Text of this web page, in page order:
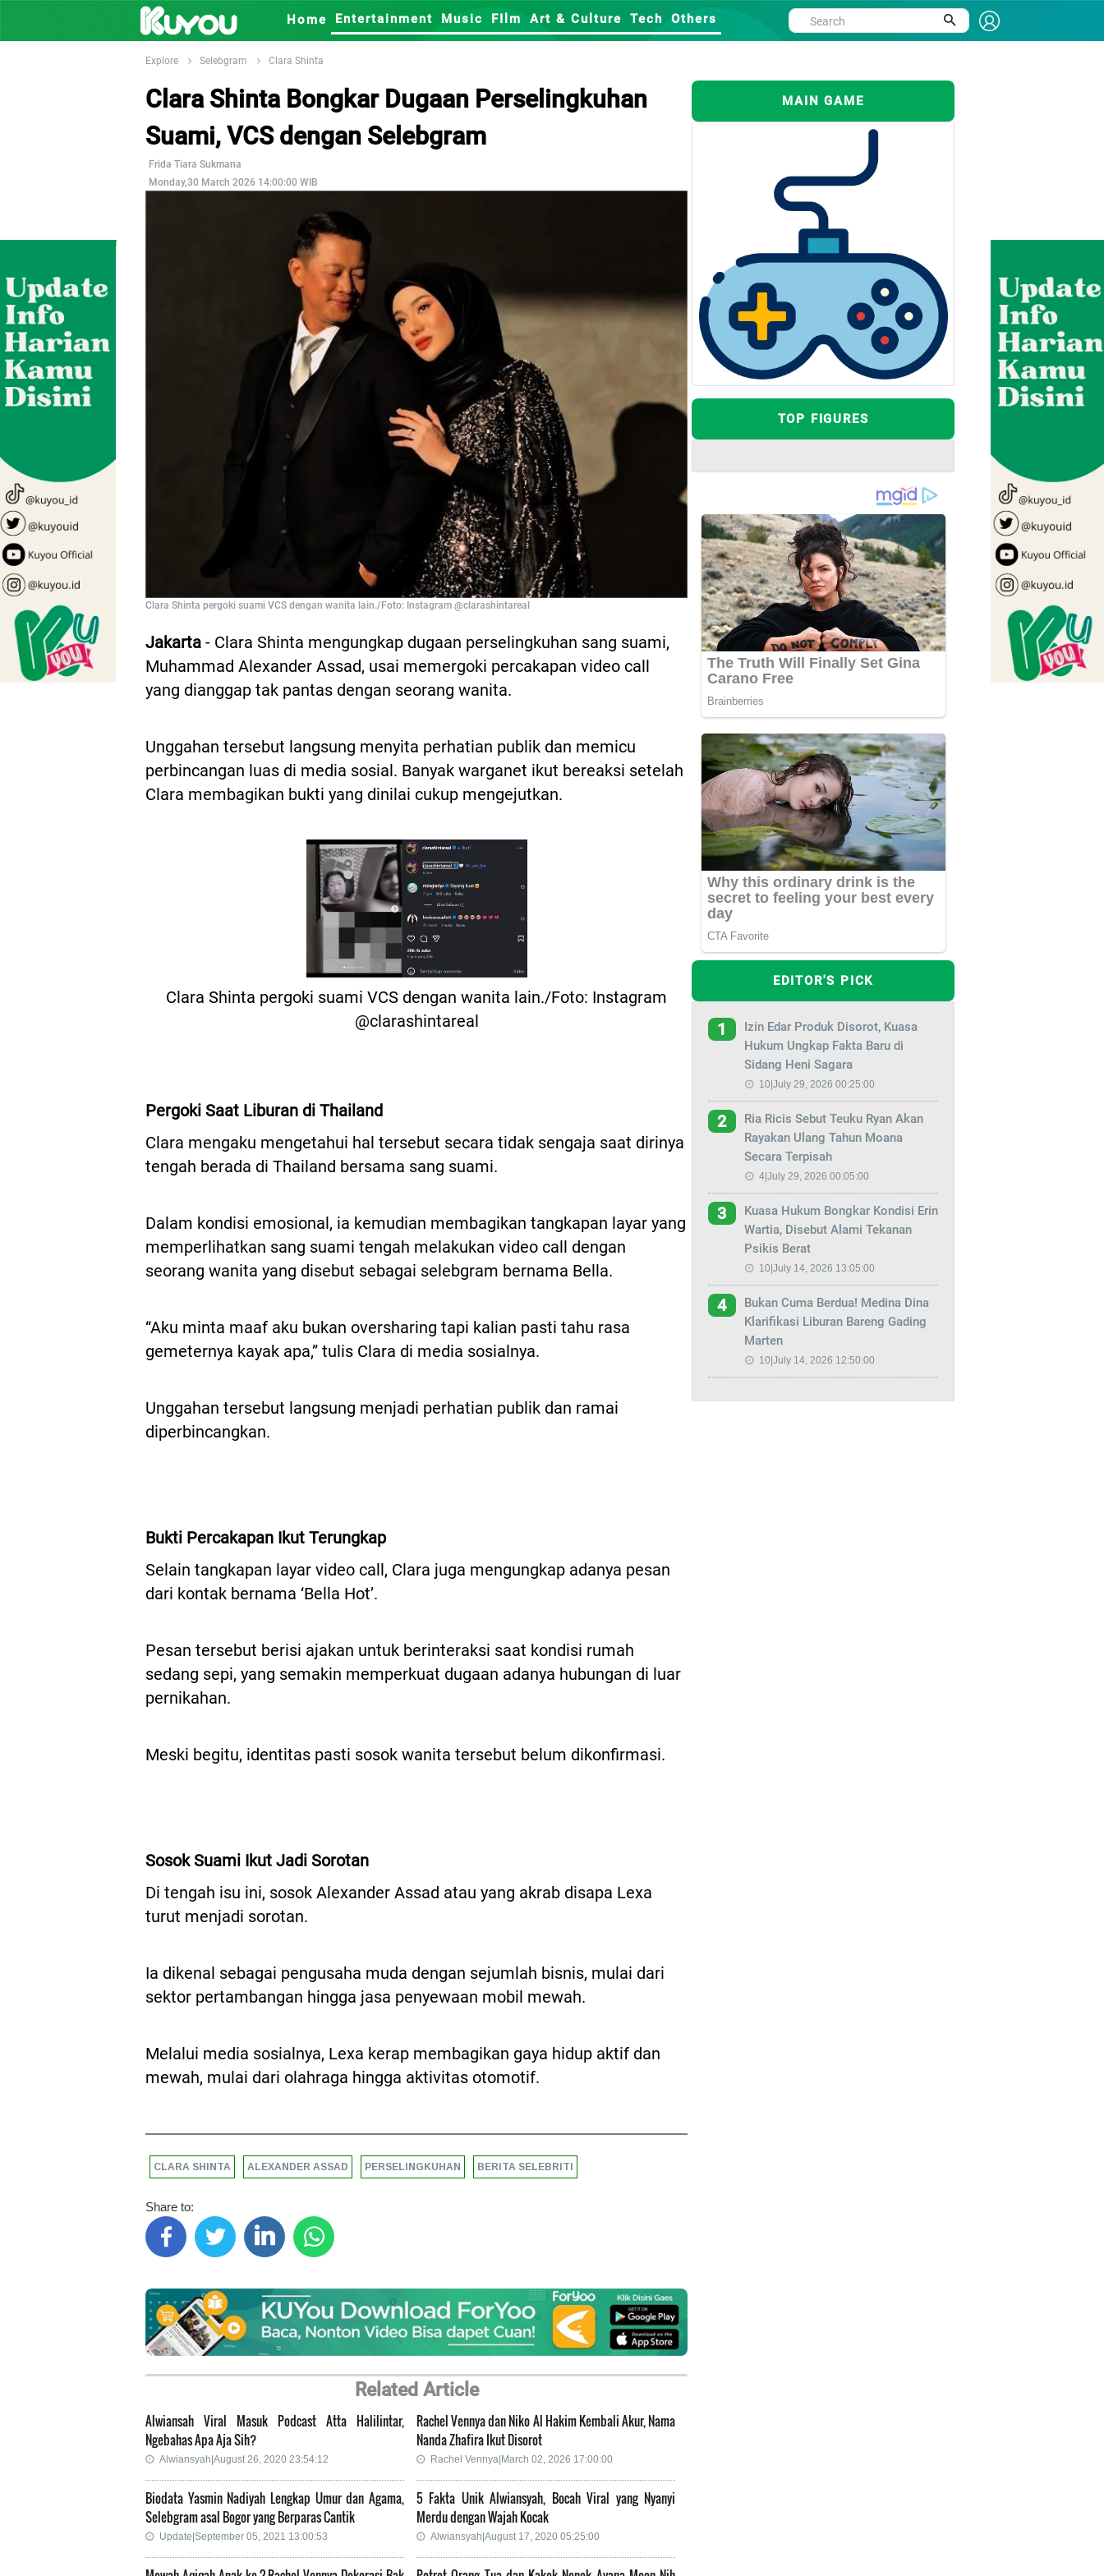
Home Entertainment Music FIlm Art & Culture Tech Others
Explore Selebgram Clara Shinta
Clara Shinta Bongkar Dugaan Perselingkuhan
Suami, VCS dengan Selebgram
Frida Tiara Sukmana
Monday,30 March 2026 14:00:00 WIB
Clara Shinta pergoki suami VCS dengan wanita lain./Foto: Instagram @clarashintareal
Jakarta - Clara Shinta mengungkap dugaan perselingkuhan sang suami,
Muhammad Alexander Assad, usai memergoki percakapan video call
yang dianggap tak pantas dengan seorang wanita.
Unggahan tersebut langsung menyita perhatian publik dan memicu
perbincangan luas di media sosial. Banyak warganet ikut bereaksi setelah
Clara membagikan bukti yang dinilai cukup mengejutkan.
Clara Shinta pergoki suami VCS dengan wanita lain./Foto: Instagram
@clarashintareal
Pergoki Saat Liburan di Thailand
Clara mengaku mengetahui hal tersebut secara tidak sengaja saat dirinya
tengah berada di Thailand bersama sang suami.
Dalam kondisi emosional, ia kemudian membagikan tangkapan layar yang
memperlihatkan sang suami tengah melakukan video call dengan
seorang wanita yang disebut sebagai selebgram bernama Bella.
“Aku minta maaf aku bukan oversharing tapi kalian pasti tahu rasa
gemeternya kayak apa,” tulis Clara di media sosialnya.
Unggahan tersebut langsung menjadi perhatian publik dan ramai
diperbincangkan.
Bukti Percakapan Ikut Terungkap
Selain tangkapan layar video call, Clara juga mengungkap adanya pesan
dari kontak bernama ‘Bella Hot’.
Pesan tersebut berisi ajakan untuk berinteraksi saat kondisi rumah
sedang sepi, yang semakin memperkuat dugaan adanya hubungan di luar
pernikahan.
Meski begitu, identitas pasti sosok wanita tersebut belum dikonfirmasi.
Sosok Suami Ikut Jadi Sorotan
Di tengah isu ini, sosok Alexander Assad atau yang akrab disapa Lexa
turut menjadi sorotan.
Ia dikenal sebagai pengusaha muda dengan sejumlah bisnis, mulai dari
sektor pertambangan hingga jasa penyewaan mobil mewah.
Melalui media sosialnya, Lexa kerap membagikan gaya hidup aktif dan
mewah, mulai dari olahraga hingga aktivitas otomotif.
CLARA SHINTA ALEXANDER ASSAD PERSELINGKUHAN BERITA SELEBRITI
Share to:
Related Article
Alwiansah Viral Masuk Podcast Atta Halilintar,
Ngebahas Apa Aja Sih?
Alwiansyah|August 26, 2020 23:54:12
Rachel Vennya dan Niko Al Hakim Kembali Akur, Nama
Nanda Zhafira Ikut Disorot
Rachel Vennya|March 02, 2026 17:00:00
Biodata Yasmin Nadiyah Lengkap Umur dan Agama,
Selebgram asal Bogor yang Berparas Cantik
Update|September 05, 2021 13:00:53
5 Fakta Unik Alwiansyah, Bocah Viral yang Nyanyi
Merdu dengan Wajah Kocak
Alwiansyah|August 17, 2020 05:25:00
MAIN GAME
TOP FIGURES
EDITOR'S PICK
1
Izin Edar Produk Disorot, Kuasa
Hukum Ungkap Fakta Baru di
Sidang Heni Sagara
10|July 29, 2026 00:25:00
2
Ria Ricis Sebut Teuku Ryan Akan
Rayakan Ulang Tahun Moana
Secara Terpisah
4|July 29, 2026 00:05:00
3
Kuasa Hukum Bongkar Kondisi Erin
Wartia, Disebut Alami Tekanan
Psikis Berat
10|July 14, 2026 13:05:00
4
Bukan Cuma Berdua! Medina Dina
Klarifikasi Liburan Bareng Gading
Marten
10|July 14, 2026 12:50:00